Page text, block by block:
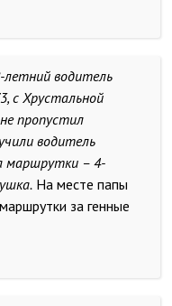
водитель
с Хрустальной
пропустил
водитель
маршрутки – 4-
На месте папы
за генные